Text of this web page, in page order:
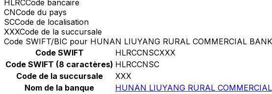
HLRCCode bancaire
CNCode du pays
SCCode de localisation
XXXCode de la succursale
Code SWIFT/BIC pour HUNAN LIUYANG RURAL COMMERCIAL BANK
Code SWIFT
HLRCCNSCXXX
Code SWIFT (8 caractères) HLRCCNSC
Code de la succursale
XXX
Nom de la banque
HUNAN LIUYANG RURAL